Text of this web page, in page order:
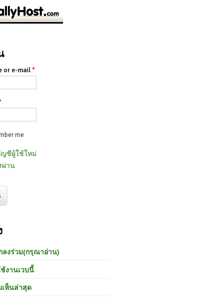
or e-mail *
me
ญชีผู้ใช้ใหม่
ผ่าน
ลงร่วม(กรุณาอ่าน)
งานเวบนี้
เห็นล่าสุด